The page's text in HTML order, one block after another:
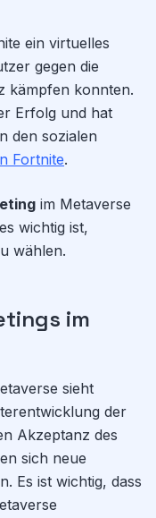
ein virtuelles
gegen die
kämpfen konnten.
Erfolg und hat
den sozialen
Fortnite.
im Metaverse
wichtig ist,
wählen.
im
sieht
der
Akzeptanz des
sich neue
Es ist wichtig, dass